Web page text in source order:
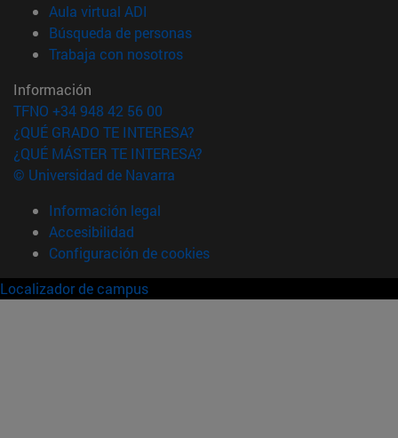
Aula virtual ADI
Búsqueda de personas(abre en nueva ventana)
Trabaja con nosotros(abre en nueva ventana)
Información
TFNO +34 948 42 56 00
¿QUÉ GRADO TE INTERESA?
¿QUÉ MÁSTER TE INTERESA?
© Universidad de Navarra
Información legal
Accesibilidad
Configuración de cookies
Localizador de campus